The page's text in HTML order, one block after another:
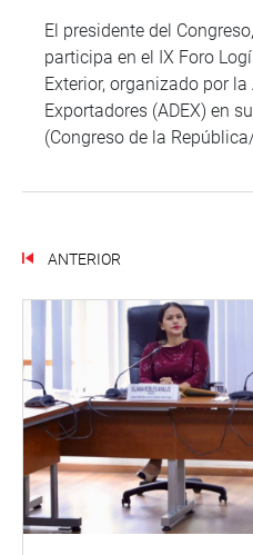
El presidente del
participa en el IX Foro
Exterior, organizado por
Exportadores (ADEX) en
(Congreso de la
ANTERIOR